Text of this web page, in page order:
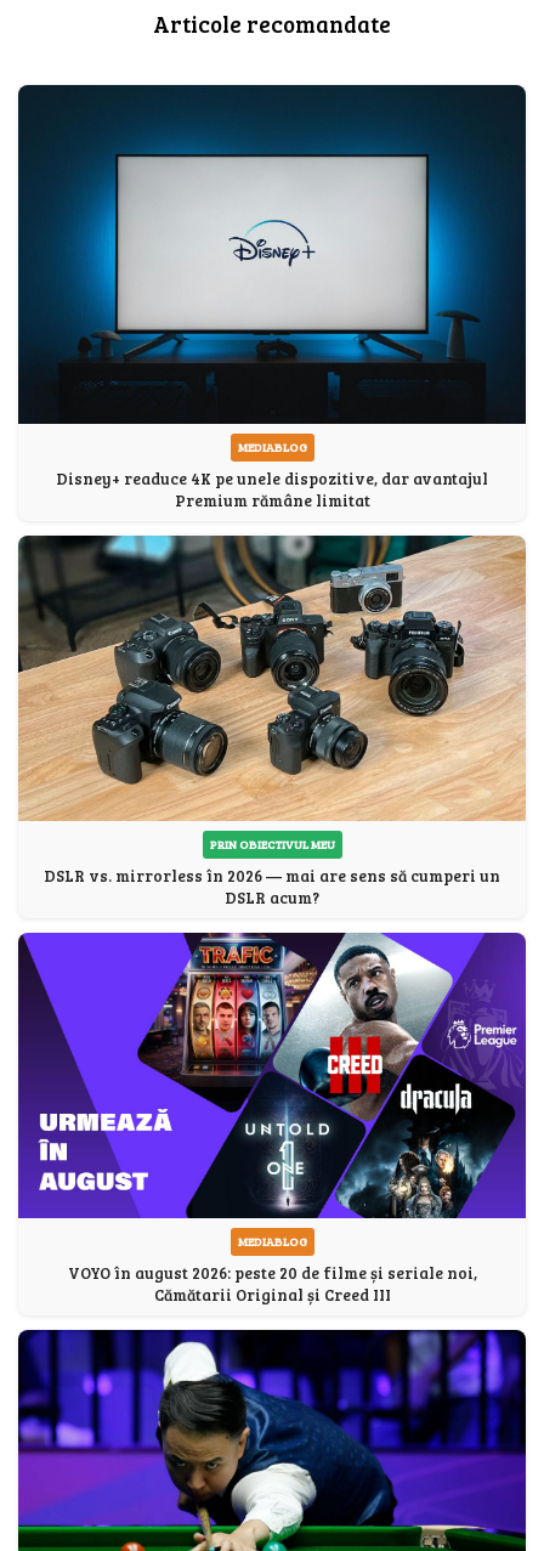
Articole recomandate
MEDIABLOG
Disney+ readuce 4K pe unele dispozitive, dar avantajul
Premium rămâne limitat
PRIN OBIECTIVUL MEU
DSLR vs. mirrorless în 2026 — mai are sens să cumperi un
DSLR acum?
MEDIABLOG
VOYO în august 2026: peste 20 de filme și seriale noi,
Cămătarii Original și Creed III